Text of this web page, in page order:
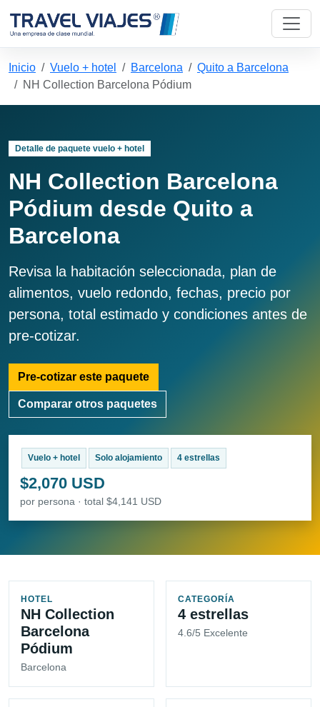
Inicio Vuelo + hotel Barcelona
Quito a Barcelona
NH Collection Barcelona Pódium
Detalle de paquete vuelo + hotel
NH Collection Barcelona
Pódium desde Quito a
Barcelona
Revisa la habitación seleccionada, plan de
alimentos, vuelo redondo, fechas, precio por
persona, total estimado y condiciones antes de
pre-cotizar.
Pre-cotizar este paquete
Comparar otros paquetes
Vuelo + hotel Solo alojamiento 4 estrellas
$2,070 USD
por persona · total $4,141 USD
HOTEL
NH Collection
Barcelona
Pódium
Barcelona
CATEGORÍA
4 estrellas
4.6/5 Excelente